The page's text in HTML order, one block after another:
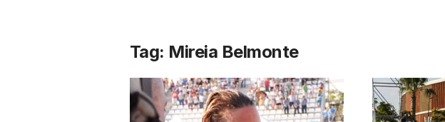
i
u
Tag: Mireia Belmonte